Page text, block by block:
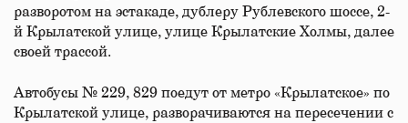
разворотом на эстакаде, дублеру Рублевского шоссе, 2-
й Крылатской улице, улице Крылатские Холмы, далее
своей трассой.
Автобусы № 229, 829 поедут от метро «Крылатское» по
Крылатской улице, разворачиваются на пересечении с